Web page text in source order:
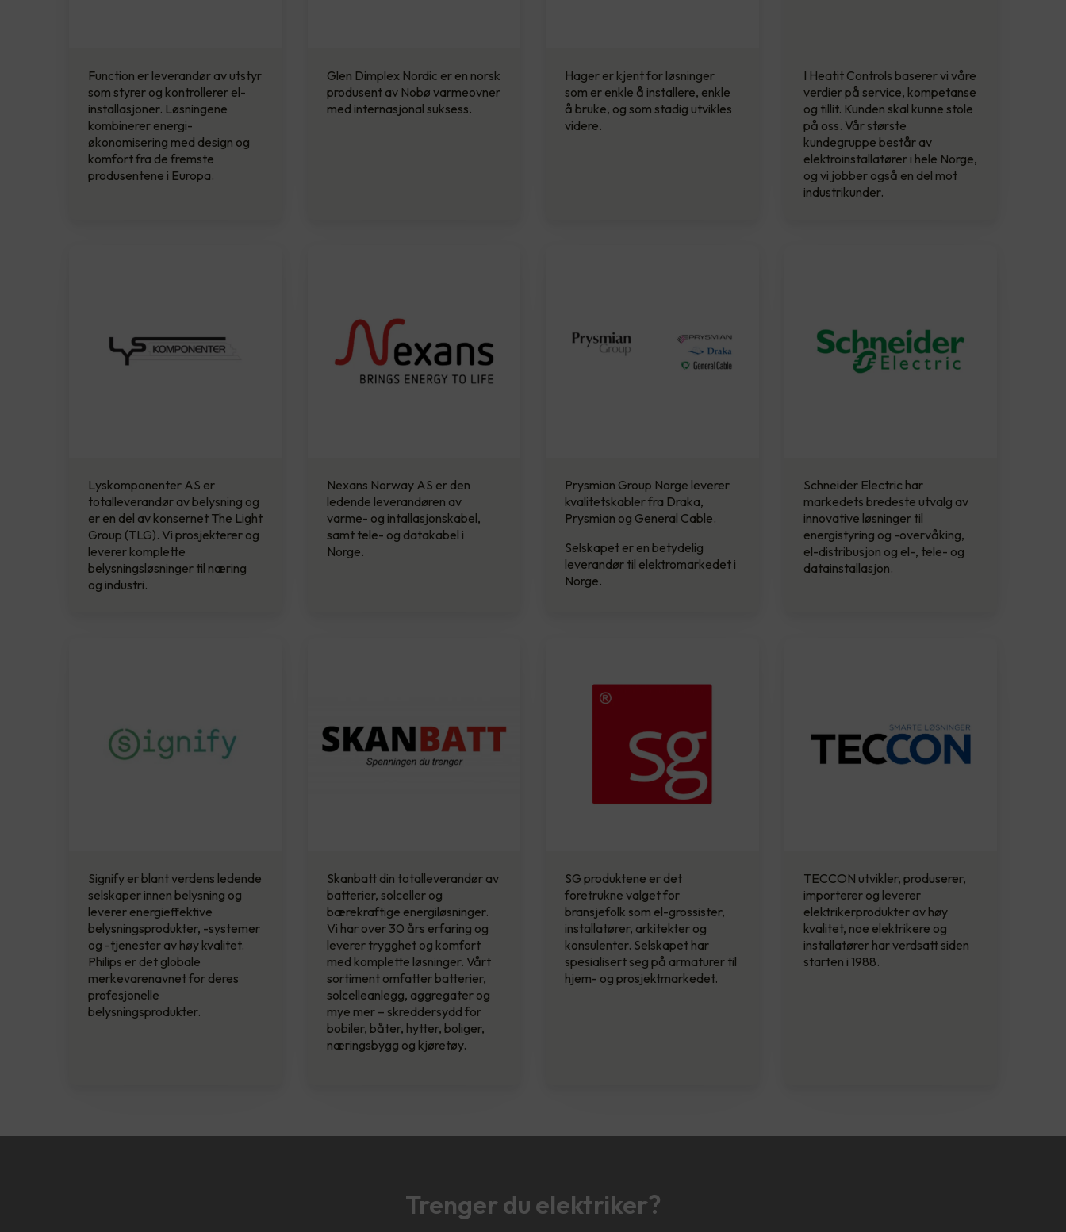
Function er leverandør av utstyr
som styrer og kontrollerer el-
installasjoner. Løsningene
kombinerer energi­
økonomisering med design og
komfort fra de fremste
produsentene i Europa.
Glen Dimplex Nordic er en norsk
produsent av Nobø varmeovner
med internasjonal suksess.
Hager er kjent for løsninger
som er enkle å installere, enkle
å bruke, og som stadig utvikles
videre.
I Heatit Controls baserer vi våre
verdier på service, kompetanse
og tillit. Kunden skal kunne stole
på oss. Vår største
kundegruppe består av
elektroinstallatører i hele Norge,
og vi jobber også en del mot
industrikunder.
Lyskomponenter AS er
totalleverandør av belysning og
er en del av konsernet The Light
Group (TLG). Vi prosjekterer og
leverer komplette
belysningsløsninger til næring
og industri.
Nexans Norway AS er den
ledende leverandøren av
varme- og intallasjonskabel,
samt tele- og datakabel i
Norge.
Prysmian Group Norge leverer
kvalitetskabler fra Draka,
Prysmian og General Cable.
Selskapet er en betydelig
leverandør til elektromarkedet i
Norge.
Schneider Electric har
markedets bredeste utvalg av
innovative løsninger til
energistyring og -overvåking,
el-distribusjon og el-, tele- og
datainstallasjon.
Signify er blant verdens ledende
selskaper innen belysning og
leverer energieffektive
belysningsprodukter, -systemer
og -tjenester av høy kvalitet.
Philips er det globale
merkevarenavnet for deres
profesjonelle
belysningsprodukter.
Skanbatt din totalleverandør av
batterier, solceller og
bærekraftige energiløsninger.
Vi har over 30 års erfaring og
leverer trygghet og komfort
med komplette løsninger. Vårt
sortiment omfatter batterier,
solcelleanlegg, aggregater og
mye mer – skreddersydd for
bobiler, båter, hytter, boliger,
næringsbygg og kjøretøy.
SG produktene er det
foretrukne valget for
bransjefolk som el-grossister,
installatører, arkitekter og
konsulenter. Selskapet har
spesialisert seg på armaturer til
hjem- og prosjektmarkedet.
TECCON utvikler, produserer,
importerer og leverer
elektrikerprodukter av høy
kvalitet, noe elektrikere og
installatører har verdsatt siden
starten i 1988.
Trenger du elektriker?